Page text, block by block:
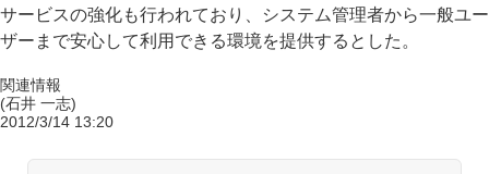
サービスの強化も行われており、システム管理者から一般ユー
ザーまで安心して利用できる環境を提供するとした。
関連情報
(石井 一志)
2012/3/14 13:20